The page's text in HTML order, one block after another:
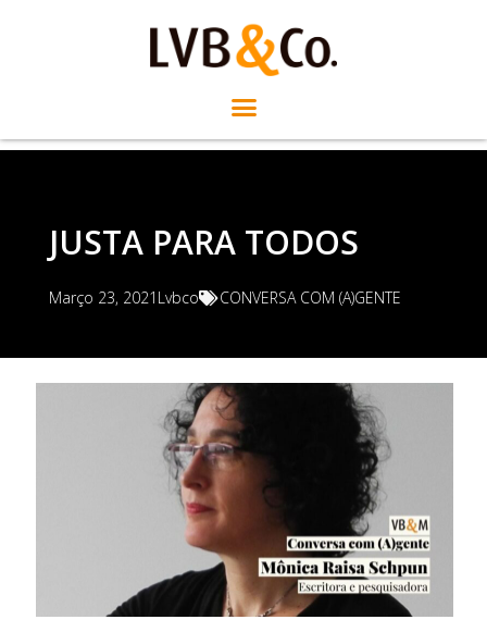
JUSTA PARA TODOS
Março 23, 2021 Lvbco CONVERSA COM (A)GENTE